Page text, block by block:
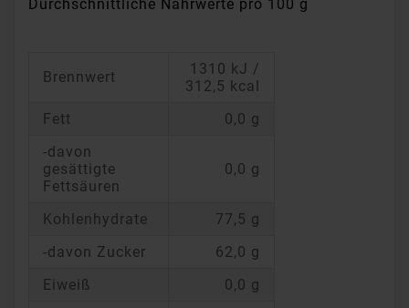
Durchschnittliche Nährwerte pro 100 g
Brennwert
1310 kJ /
312,5 kcal
Fett
0,0 g
-davon
gesättigte
Fettsäuren
0,0 g
Kohlenhydrate
77,5 g
-davon Zucker
62,0 g
Eiweiß
0,0 g